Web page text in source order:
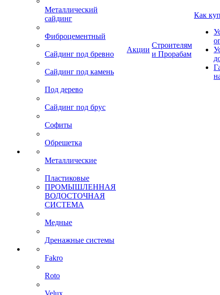
Металлический
сайдинг
Фиброцементный
Сайдинг под бревно
Сайдинг под камень
Под дерево
Сайдинг под брус
Софиты
Обрешетка
Металлические
Пластиковые
ПРОМЫШЛЕННАЯ
ВОДОСТОЧНАЯ
СИСТЕМА
Медные
Дренажные системы
Fakro
Roto
Velux
Акции
Строителям
и Прорабам
Как